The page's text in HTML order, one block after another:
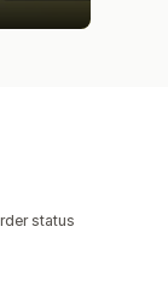
status